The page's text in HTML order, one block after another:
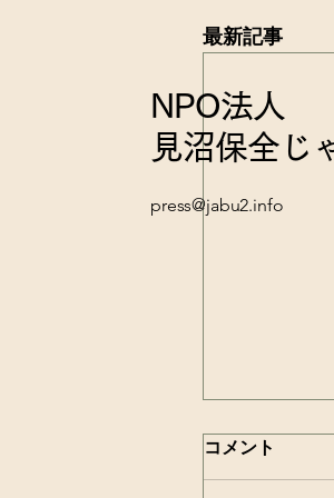
最新記事
コメント
NPO法人
見沼保全じ
press@jabu2.info